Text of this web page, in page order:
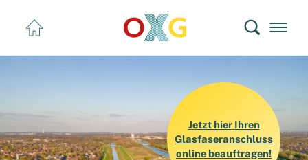
Jetzt hier Ihren
Glasfaseranschluss
online beauftragen!